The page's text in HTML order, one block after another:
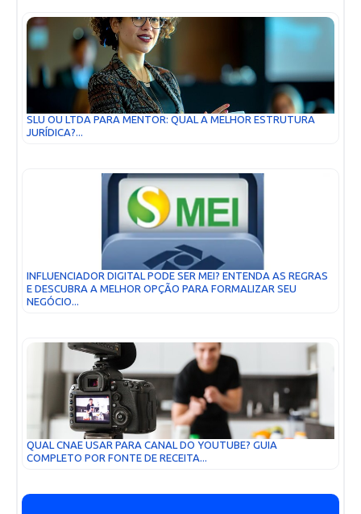
SLU OU LTDA PARA MENTOR: QUAL A MELHOR ESTRUTURA
JURÍDICA?...
INFLUENCIADOR DIGITAL PODE SER MEI? ENTENDA AS REGRAS
E DESCUBRA A MELHOR OPÇÃO PARA FORMALIZAR SEU
NEGÓCIO...
QUAL CNAE USAR PARA CANAL DO YOUTUBE? GUIA
COMPLETO POR FONTE DE RECEITA...